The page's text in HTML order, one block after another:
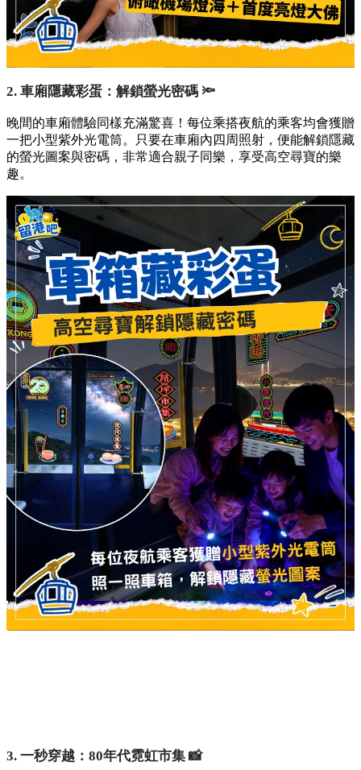
2. 車廂隱藏彩蛋：解鎖螢光密碼 🔦
晚間的車廂體驗同樣充滿驚喜！每位乘搭夜航的乘客均會獲贈
一把小型紫外光電筒。只要在車廂內四周照射，便能解鎖隱藏
的螢光圖案與密碼，非常適合親子同樂，享受高空尋寶的樂
趣。
3. 一秒穿越：80年代霓虹市集 📸